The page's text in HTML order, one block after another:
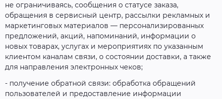
не ограничиваясь, сообщения о статусе заказа,
обращения в сервисный центр, рассылки рекламных и
маркетинговых материалов — персонализированных
предложений, акций, напоминаний, информации о
новых товарах, услугах и мероприятиях по указанным
клиентом каналам связи, о состоянии доставки, а также
для направления электронных чеков;
- получение обратной связи: обработка обращений
пользователей и предоставление информации